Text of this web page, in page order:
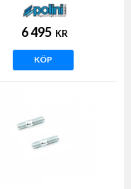
POLINI
6 495 KR
KÖP